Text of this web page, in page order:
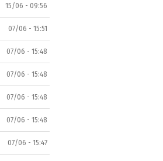
15/06 - 09:56
07/06 - 15:51
07/06 - 15:48
07/06 - 15:48
07/06 - 15:48
07/06 - 15:48
07/06 - 15:47